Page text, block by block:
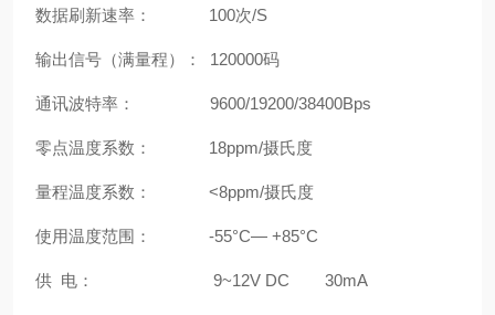
数据刷新速率： 100次/S
输出信号（满量程）： 120000码
通讯波特率： 9600/19200/38400Bps
零点温度系数： 18ppm/摄氏度
量程温度系数： <8ppm/摄氏度
使用温度范围： -55°C— +85°C
供 电： 9~12V DC 30mA